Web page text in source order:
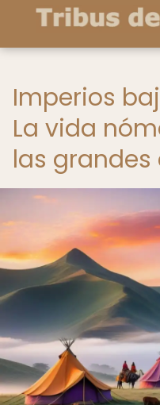
Imperios
La vida
las